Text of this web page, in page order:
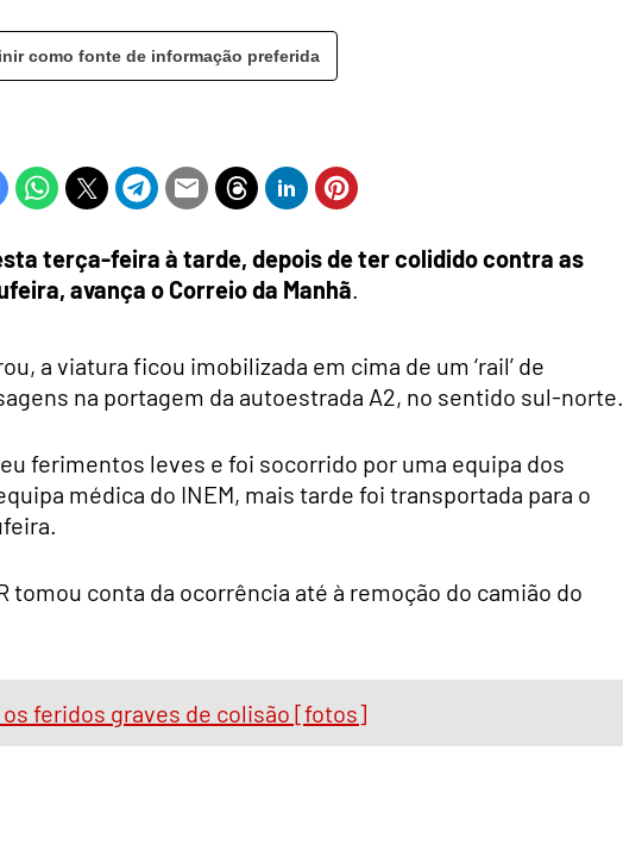
como fonte de informação preferida
terça-feira à tarde, depois de ter colidido contra as
avança o Correio da Manhã.
a viatura ficou imobilizada em cima de um ‘rail’ de
na portagem da autoestrada A2, no sentido sul-norte.
ferimentos leves e foi socorrido por uma equipa dos
médica do INEM, mais tarde foi transportada para o
tomou conta da ocorrência até à remoção do camião do
os feridos graves de colisão [fotos]